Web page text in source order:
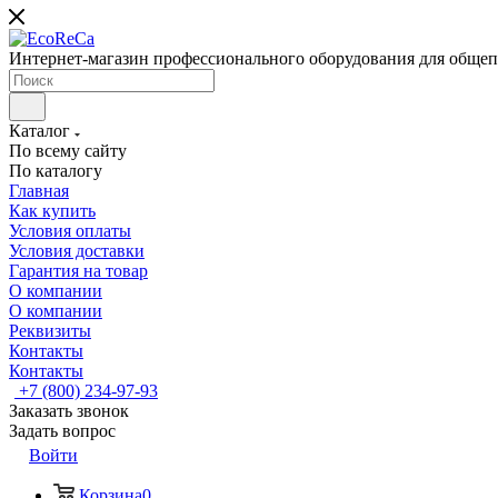
Интернет-магазин профессионального оборудования для
Каталог
По всему сайту
По каталогу
Главная
Как купить
Условия оплаты
Условия доставки
Гарантия на товар
О компании
О компании
Реквизиты
Контакты
Контакты
+7 (800) 234-97-93
Заказать звонок
Задать вопрос
Войти